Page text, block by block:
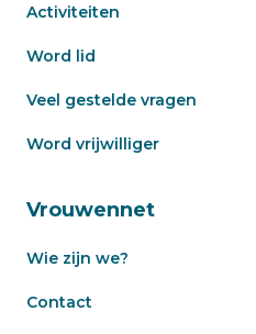
Activiteiten
Word lid
Veel gestelde vragen
Word vrijwilliger
Vrouwennet
Wie zijn we?
Contact